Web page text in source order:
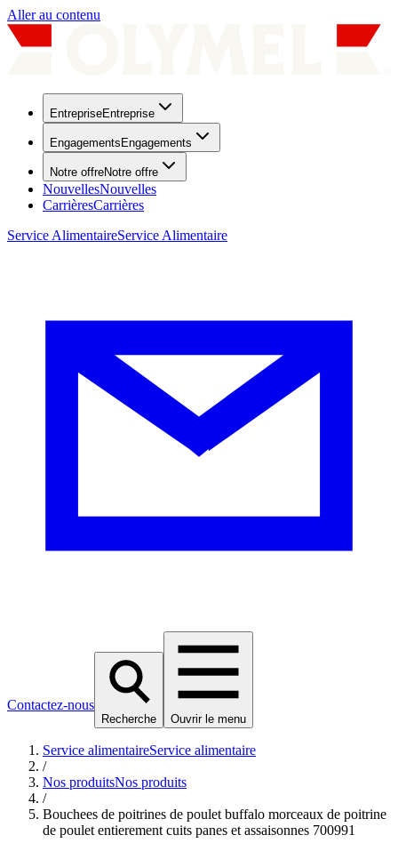
Aller au contenu
EntrepriseEntreprise
Engagements Engagements
Notre offreNotre offre
NouvellesNouvelles
CarrièresCarrières
Service AlimentaireService Alimentaire
Contactez-nous
Recherche Ouvrir le menu
Service alimentaireService alimentaire
/
Nos produitsNos produits
/
Bouchees de poitrines de poulet buffalo morceaux de poitrine
de poulet entierement cuits panes et assaisonnes 700991